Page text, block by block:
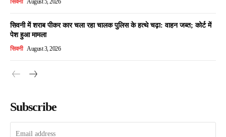
सिवनी August 5, 2026
सिवनी में शराब पीकर कार चला रहा चालक पुलिस के हत्थे चढ़ा: वाहन जब्त; कोर्ट में
पेश हुआ मामला
सिवनी August 3, 2026
Subscribe